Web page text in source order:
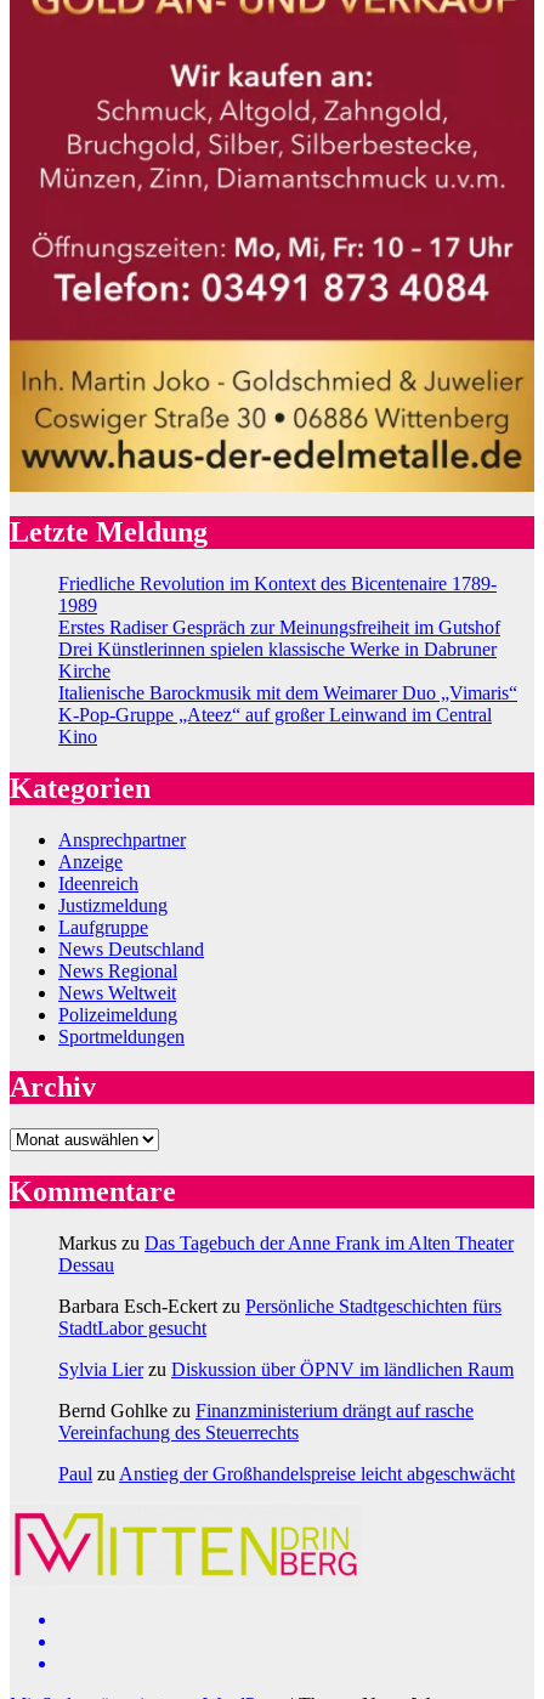
Letzte Meldung
Friedliche Revolution im Kontext des Bicentenaire 1789-
1989
Erstes Radiser Gespräch zur Meinungsfreiheit im Gutshof
Drei Künstlerinnen spielen klassische Werke in Dabruner
Kirche
Italienische Barockmusik mit dem Weimarer Duo „Vimaris“
K-Pop-Gruppe „Ateez“ auf großer Leinwand im Central
Kino
Kategorien
Ansprechpartner
Anzeige
Ideenreich
Justizmeldung
Laufgruppe
News Deutschland
News Regional
News Weltweit
Polizeimeldung
Sportmeldungen
Archiv
Archiv
Kommentare
Markus zu Das Tagebuch der Anne Frank im Alten Theater
Dessau
Barbara Esch-Eckert zu Persönliche Stadtgeschichten fürs
StadtLabor gesucht
Sylvia Lierzu Diskussion über ÖPNV im ländlichen Raum
Bernd Gohlke zu Finanzministerium drängt auf rasche
Vereinfachung des Steuerrechts
Paul zu Anstieg der Großhandelspreise leicht abgeschwächt